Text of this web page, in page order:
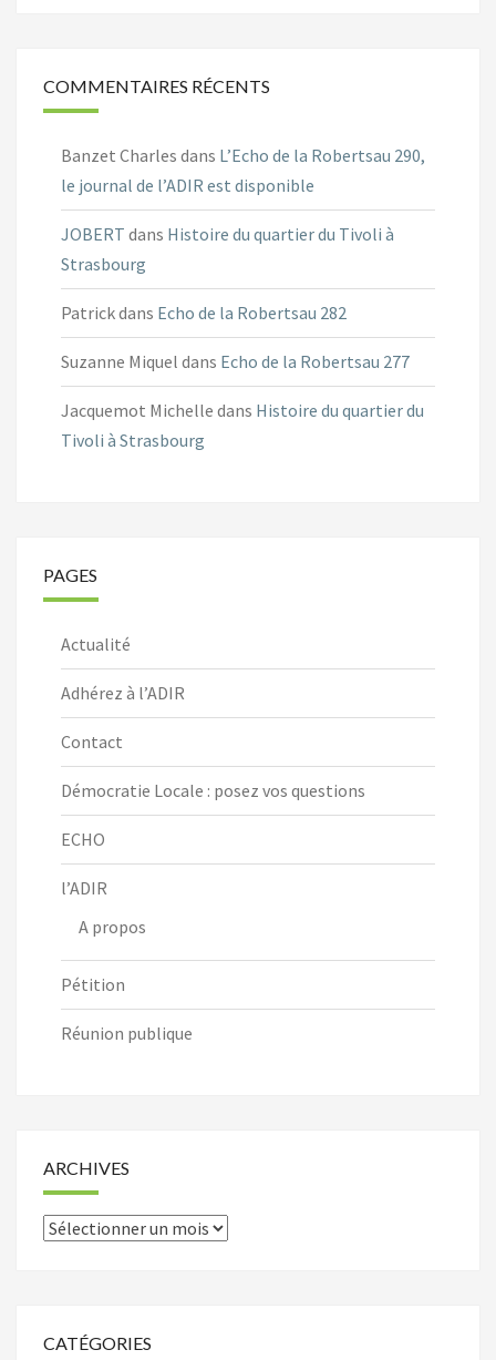
COMMENTAIRES RÉCENTS
Banzet Charles dans L’Echo de la Robertsau 290,
le journal de l’ADIR est disponible
JOBERT dans Histoire du quartier du Tivoli à
Strasbourg
Patrickdans Echo de la Robertsau 282
Suzanne Miquel dans Echo de la Robertsau 277
Jacquemot Michelle dans Histoire du quartier du
Tivoli à Strasbourg
PAGES
Actualité
Adhérez à l’ADIR
Contact
Démocratie Locale : posez vos questions
ECHO
l’ADIR
A propos
Pétition
Réunion publique
ARCHIVES
Archives
CATÉGORIES